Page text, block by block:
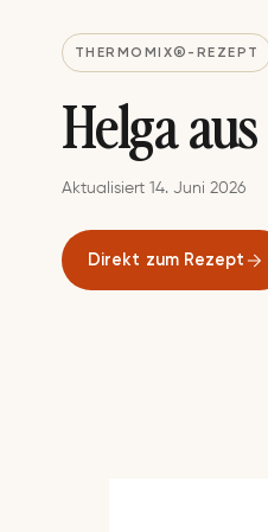
THERMOMIX®-REZEPT
Helga
Aktualisiert 14. Juni 2026
Direkt zum Rezept